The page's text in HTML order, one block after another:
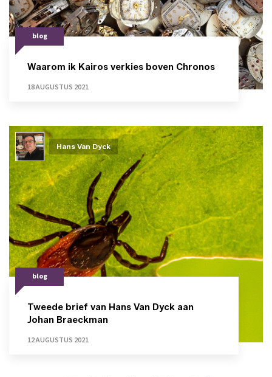
blog
Waarom ik Kairos verkies boven Chronos
18 AUGUSTUS 2021
blog
Tweede brief van Hans Van Dyck aan
Johan Braeckman
12 AUGUSTUS 2021
Hans Van Dyck